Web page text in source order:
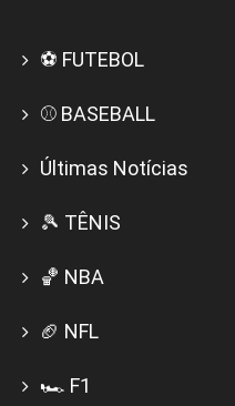
⚽ FUTEBOL
⚾ BASEBALL
Últimas Notícias
🎾 TÊNIS
🏀 NBA
🏈 NFL
🏎️ F1